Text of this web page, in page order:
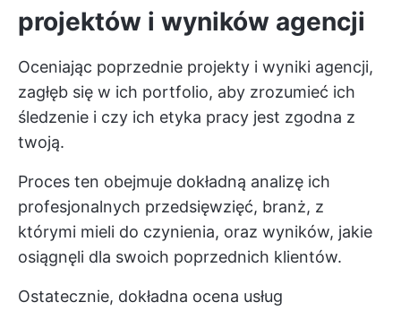
projektów i wyników agencji
Oceniając poprzednie projekty i wyniki agencji,
zagłęb się w ich portfolio, aby zrozumieć ich
śledzenie i czy ich etyka pracy jest zgodna z
twoją.
Proces ten obejmuje dokładną analizę ich
profesjonalnych przedsięwzięć, branż, z
którymi mieli do czynienia, oraz wyników, jakie
osiągnęli dla swoich poprzednich klientów.
Ostatecznie, dokładna ocena usług